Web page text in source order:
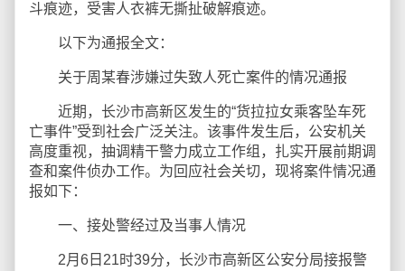
斗痕迹，受害人衣裤无撕扯破解痕迹。
以下为通报全文：
关于周某春涉嫌过失致人死亡案件的情况通报
近期，长沙市高新区发生的“货拉拉女乘客坠车死
亡事件”受到社会广泛关注。该事件发生后，公安机关
高度重视，抽调精干警力成立工作组，扎实开展前期调
查和案件侦办工作。为回应社会关切，现将案件情况通
报如下：
一、接处警经过及当事人情况
2月6日21时39分，长沙市高新区公安分局接报警